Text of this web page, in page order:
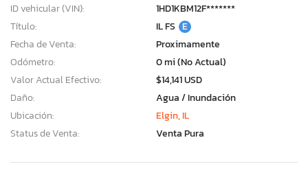
ID vehicular (VIN):
1HD1KBM12F*******
Título:
IL FS E
Fecha de Venta:
Proximamente
Odómetro:
0 mi (No Actual)
Valor Actual Efectivo:
$14,141 USD
Daño:
Agua / Inundación
Ubicación:
Elgin, IL
Status de Venta:
Venta Pura